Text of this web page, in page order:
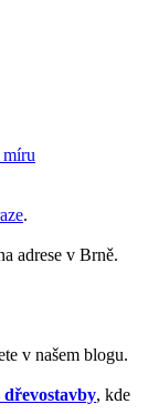
míru
.
adrese v Brně.
v našem blogu.
, kde